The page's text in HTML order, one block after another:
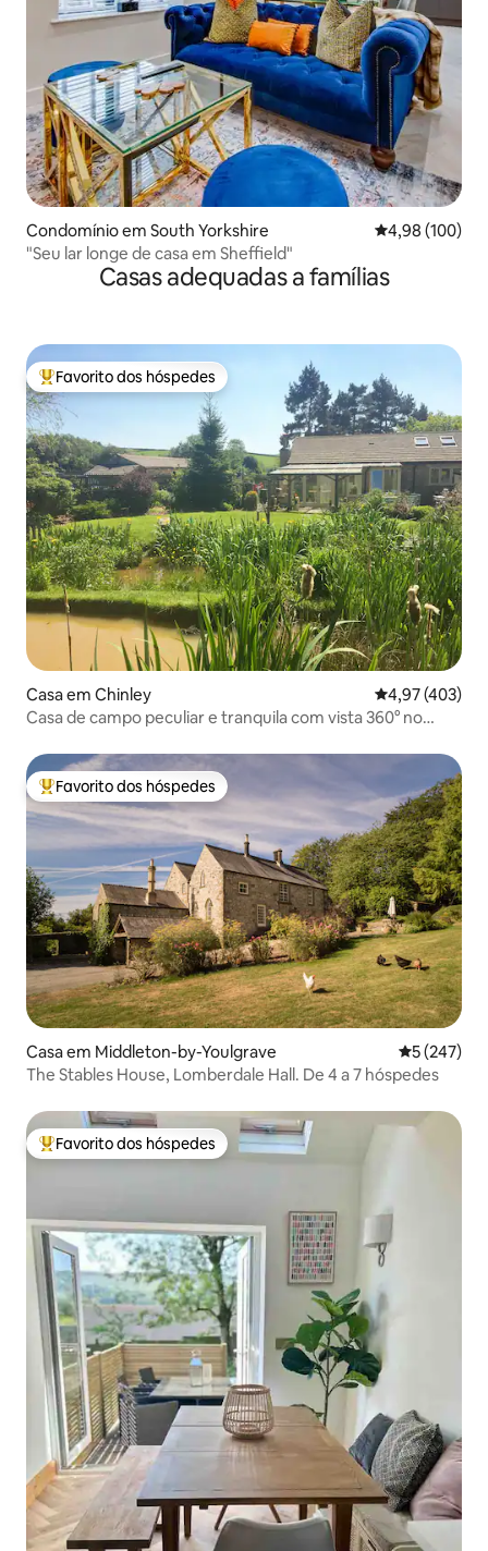
Condomínio em South Yorkshire Classificação
4,98 (100)
"Seu lar longe de casa em Sheffield"
Casas adequadas a famílias
Favoritos dos hóspedes mais apreciados
Favorito dos hóspedes
Casa em Chinley Classificação
4,97 (403)
Casa de campo peculiar e tranquila com vista 360° no
Favoritos dos hóspedes mais apreciados
Favorito dos hóspedes
Casa em Middleton-by-Youlgrave
5 (247)
The Stables House, Lomberdale Hall. De 4 a 7 hóspedes
Favoritos dos hóspedes mais apreciados
Favorito dos hóspedes